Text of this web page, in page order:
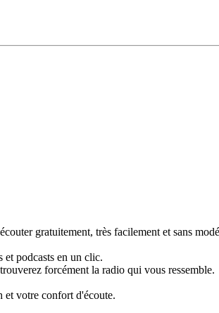
gratuitement, très facilement et sans
podcasts en un clic.
forcément la radio qui vous ressemble.
et votre confort d'écoute.